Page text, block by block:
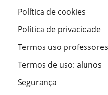
Política de cookies
Política de privacidade
Termos uso professores
Termos de uso: alunos
Segurança